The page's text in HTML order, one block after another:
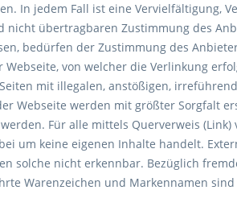
In jedem Fall ist eine Vervielfältigung,
nicht übertragbaren Zustimmung des
bedürfen der Zustimmung des
Webseite, von welcher die Verlinkung
mit illegalen, anstößigen,
Webseite werden mit größter Sorgfalt
Für alle mittels Querverweis
um keine eigenen Inhalte handelt.
solche nicht erkennbar. Bezüglich
Warenzeichen und Markennamen